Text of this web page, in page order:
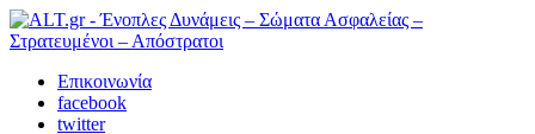
Επικοινωνία
facebook
twitter